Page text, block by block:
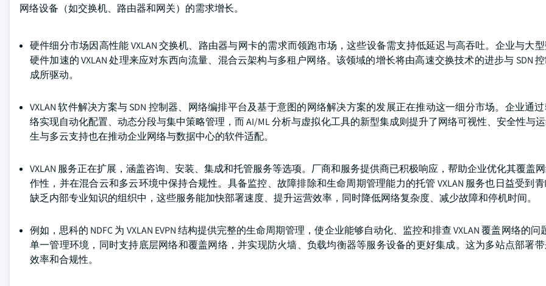
网络设备（如交换机、路由器和网关）的需求增长。
硬件细分市场因高性能 VXLAN 交换机、路由器与网卡的需求而领跑市场，这些设备需支持低延迟与高吞吐。企业与大
硬件加速的 VXLAN 处理来应对东西向流量、混合云架构与多租户网络。该领域的增长将由高速交换技术的进步与 SDN
成所驱动。
VXLAN 软件解决方案与 SDN 控制器、网络编排平台及基于意图的网络解决方案的发展正在推动这一细分市场。企业通
络实现自动化配置、动态分段与集中策略管理，而 AI/ML 分析与虚拟化工具的新型集成则提升了网络可视性、安全性与
生与多云支持也在推动企业网络与数据中心的软件适配。
VXLAN 服务正在扩展，涵盖咨询、安装、集成和托管服务等选项。厂商和服务提供商已积极响应，帮助企业优化其覆盖
作性，并在混合云和多云环境中保持合规性。具备监控、故障排除和生命周期管理能力的托管 VXLAN 服务也日益受到
缺乏内部专业知识的组织中，这些服务能加快部署速度、提升运营效率，同时降低网络复杂度、减少故障和停机时间。
例如，思科的 NDFC 为 VXLAN EVPN 结构提供完整的生命周期管理，使企业能够自动化、监控和排查 VXLAN 覆盖网络的问
单一管理环境，同时支持底层网络和覆盖网络，并实现防火墙、负载均衡器等服务设备的更好集成。这为多站点部署
效率和合规性。